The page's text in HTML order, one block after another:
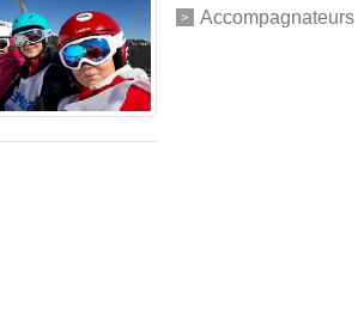
Accompagnateurs